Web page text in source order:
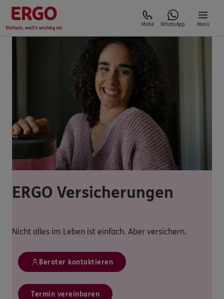
Mobil WhatsApp Menü
ERGO Versicherungen
Nicht alles im Leben ist einfach. Aber versichern.
Berater kontaktieren
Termin vereinbaren